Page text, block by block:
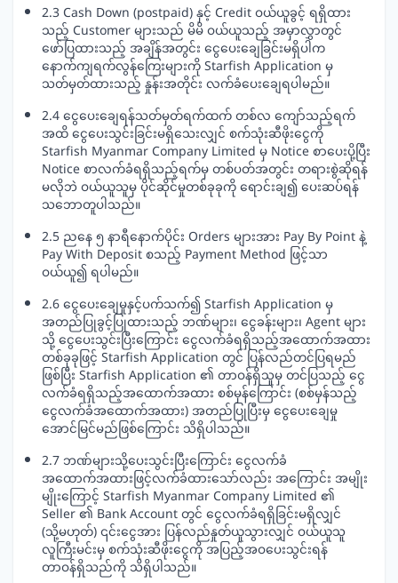
2.3 Cash Down (postpaid) နှင့် Credit ဝယ်ယူခွင့် ရရှိထား
သည့် Customer များသည် မိမိ ဝယ်ယူသည့် အမှာလွှာတွင်
ဖော်ပြထားသည့် အချိန်အတွင်း ငွေပေးချေခြင်းမရှိပါက
နောက်ကျရက်လွန်ကြေးများကို Starfish Application မှ
သတ်မှတ်ထားသည့် နှုန်းအတိုင်း လက်ခံပေးချေရပါမည်။
2.4 ငွေပေးချေရန်သတ်မှတ်ရက်ထက် တစ်လ ကျော်သည့်ရက်
အထိ ငွေပေးသွင်းခြင်းမရှိသေးလျှင် စက်သုံးဆီဖိုးငွေကို
Starfish Myanmar Company Limited မှ Notice စာပေးပို့ပြီး
Notice စာလက်ခံရရှိသည့်ရက်မှ တစ်ပတ်အတွင်း တရားစွဲဆိုရန်
မလိုဘဲ ဝယ်ယူသူမှ ပိုင်ဆိုင်မှုတစ်ခုခုကို ရောင်းချ၍ ပေးဆပ်ရန်
သဘောတူပါသည်။
2.5 ညနေ ၅ နာရီနောက်ပိုင်း Orders များအား Pay By Point နဲ့
Pay With Deposit စသည့် Payment Method ဖြင့်သာ
ဝယ်ယူ၍ ရပါမည်။
2.6 ငွေပေးချေမှုနှင့်ပက်သက်၍ Starfish Application မှ
အတည်ပြုခွင့်ပြုထားသည့် ဘဏ်များ၊ ငွေခန်းများ၊ Agent များ
သို့ ငွေပေးသွင်းပြီးကြောင်း ငွေလက်ခံရရှိသည့်အထောက်အထား
တစ်ခုခုဖြင့် Starfish Application တွင် ပြန်လည်တင်ပြရမည်
ဖြစ်ပြီး Starfish Application ၏ တာဝန်ရှိသူမှ တင်ပြသည့် ငွေ
လက်ခံရရှိသည့်အထောက်အထား စစ်မှန်ကြောင်း (စစ်မှန်သည့်
ငွေလက်ခံအထောက်အထား) အတည်ပြုပြီးမှ ငွေပေးချေမှု
အောင်မြင်မည်ဖြစ်ကြောင်း သိရှိပါသည်။
2.7 ဘဏ်များသို့ပေးသွင်းပြီးကြောင်း ငွေလက်ခံ
အထောက်အထားဖြင့်လက်ခံထားသော်လည်း အကြောင်း အမျိုး
မျိုးကြောင့် Starfish Myanmar Company Limited ၏
Seller ၏ Bank Account တွင် ငွေလက်ခံရရှိခြင်းမရှိလျှင်
(သို့မဟုတ်) ၎င်းငွေအား ပြန်လည်နှုတ်ယူသွားလျှင် ဝယ်ယူသူ
လူကြီးမင်းမှ စက်သုံးဆီဖိုးငွေကို အပြည့်အဝပေးသွင်းရန်
တာဝန်ရှိသည်ကို သိရှိပါသည်။